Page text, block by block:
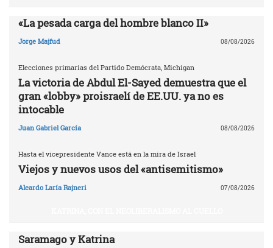
«La pesada carga del hombre blanco II»
Jorge Majfud 08/08/2026
Elecciones primarias del Partido Demócrata, Michigan
La victoria de Abdul El-Sayed demuestra que el
gran «lobby» proisraelí de EE.UU. ya no es
intocable
Juan Gabriel García 08/08/2026
Hasta el vicepresidente Vance está en la mira de Israel
Viejos y nuevos usos del «antisemitismo»
Aleardo Laría Rajneri 07/08/2026
Saramago y Katrina